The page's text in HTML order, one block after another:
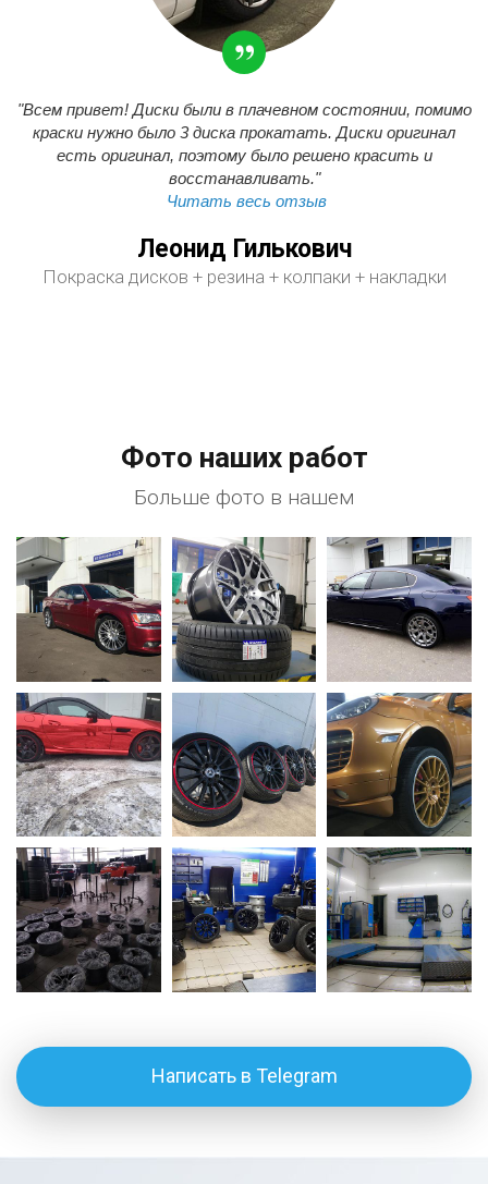
"Всем привет! Диски были в плачевном состоянии, помимо
краски нужно было 3 диска прокатать. Диски оригинал
есть оригинал, поэтому было решено красить и
восстанавливать."
Читать весь отзыв
Леонид Гилькович
Покраска дисков + резина + колпаки + накладки
Фото наших работ
Больше фото в нашем
Написать в Telegram